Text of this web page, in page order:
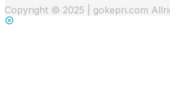
Copyright © 2025 | gokepri.com